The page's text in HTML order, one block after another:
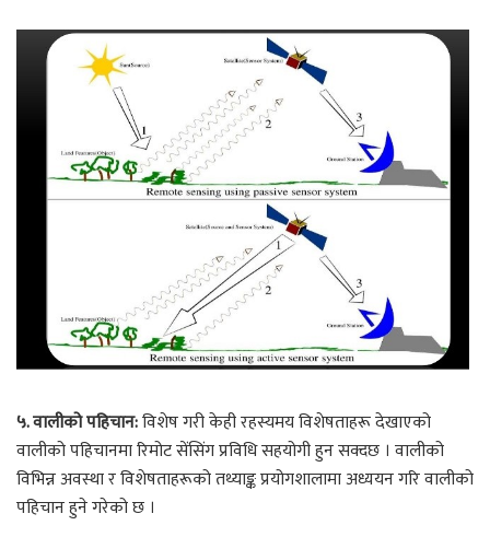
५. वालीको पहिचान:विशेष गरी केही रहस्यमय विशेषताहरू देखाएको
वालीको पहिचानमा रिमोट सेंसिंग प्रविधि सहयोगी हुन सक्दछ । वालीको
विभिन्न अवस्था र विशेषताहरूको तथ्याङ्क प्रयोगशालामा अध्ययन गरि वालीको
पहिचान हुने गरेको छ ।